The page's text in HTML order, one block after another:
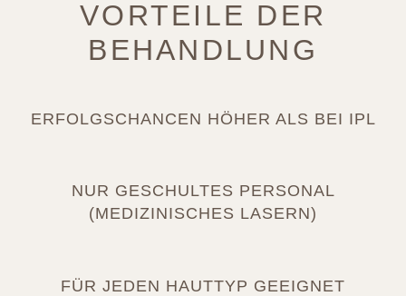
VORTEILE DER
BEHANDLUNG
ERFOLGSCHANCEN HÖHER ALS BEI IPL
NUR GESCHULTES PERSONAL
(MEDIZINISCHES LASERN)
FÜR JEDEN HAUTTYP GEEIGNET